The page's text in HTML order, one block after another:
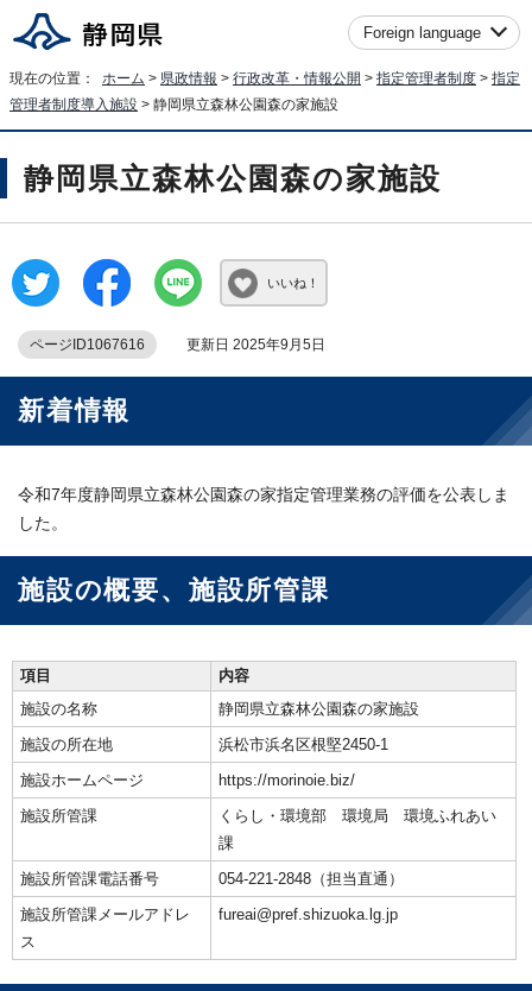
Foreign language
現在の位置： ホーム > 県政情報 > 行政改革・情報公開 > 指定管理者制度 > 指定
管理者制度導入施設 > 静岡県立森林公園森の家施設
静岡県立森林公園森の家施設
いいね！
ページID1067616 更新日 2025年9月5日
新着情報
令和7年度静岡県立森林公園森の家指定管理業務の評価を公表しま
した。
施設の概要、施設所管課
項目
内容
施設の名称
静岡県立森林公園森の家施設
施設の所在地
浜松市浜名区根堅2450-1
施設ホームページ
https://morinoie.biz/
施設所管課
くらし・環境部 環境局 環境ふれあい
課
施設所管課電話番号
054-221-2848（担当直通）
施設所管課メールアドレ
ス
fureai@pref.shizuoka.lg.jp